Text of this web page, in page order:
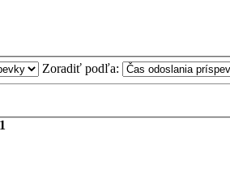
Zoradiť podľa:
1